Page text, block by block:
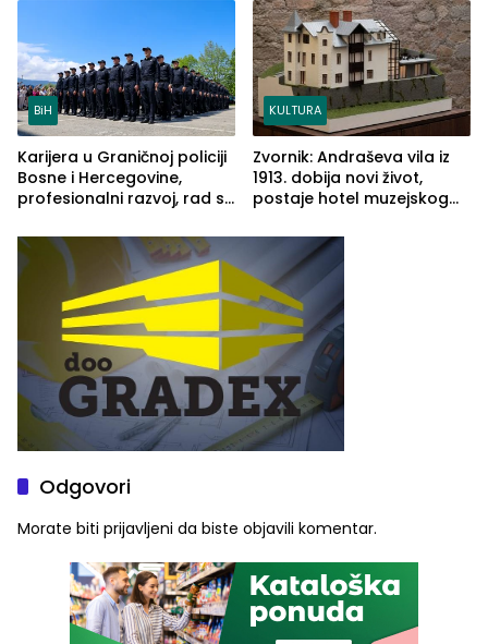
BiH
Karijera u Graničnoj policiji
Bosne i Hercegovine,
profesionalni razvoj, rad sa
služba građanima
KULTURA
Zvornik: Andraševa vila iz
1913. dobija novi život,
postaje hotel muzejskog
Odgovori
Morate biti prijavljeni da biste objavili komentar.